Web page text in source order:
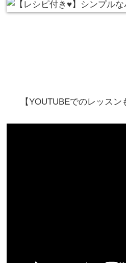
【YOUTUBEでのレッスン